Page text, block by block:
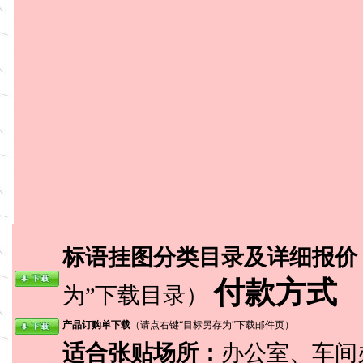
标语挂图分类目录及详细报价
为”下载目录）付款方式
产品订购单下载 （请点右键“目标另存为”下载邮件页）
适合张贴场所： 办公室、车